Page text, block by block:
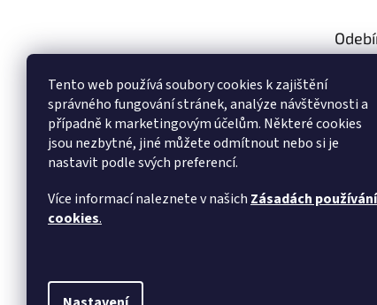
Tento web používá soubory cookies k zajištění
správného fungování stránek, analýze návštěvnosti a
případně k marketingovým účelům. Některé cookies
jsou nezbytné, jiné můžete odmítnout nebo si je
nastavit podle svých preferencí.
Více informací naleznete v našich Zásadách používání
cookies.
E-mail